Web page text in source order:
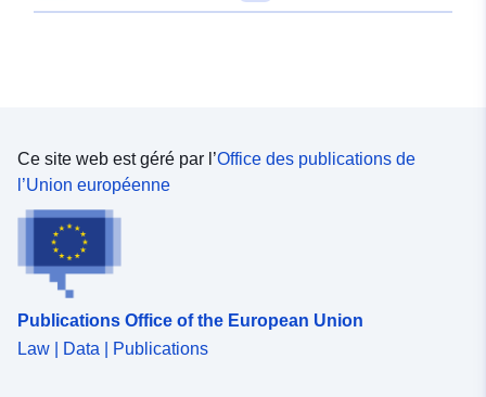
Ce site web est géré par l’Office des publications de
l’Union européenne
Publications Office of the European Union
Law | Data | Publications